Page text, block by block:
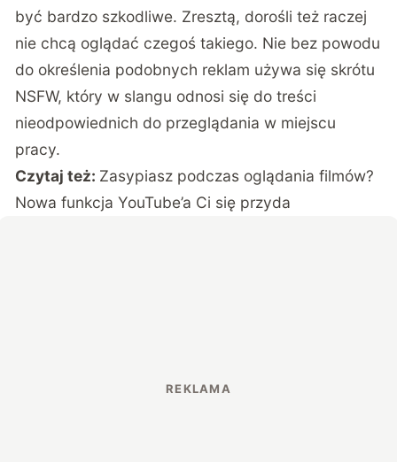
być bardzo szkodliwe. Zresztą, dorośli też raczej
nie chcą oglądać czegoś takiego. Nie bez powodu
do określenia podobnych reklam używa się skrótu
NSFW, który w slangu odnosi się do treści
nieodpowiednich do przeglądania w miejscu
pracy.
Czytaj też: Zasypiasz podczas oglądania filmów?
Nowa funkcja YouTube’a Ci się przyda